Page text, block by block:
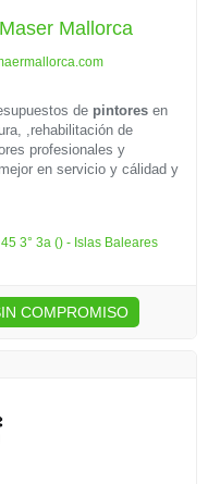
Mallorca
de pintores en
,rehabilitación de
profesionales y
en servicio y cálidad y
3° 3a () - Islas Baleares
COMPROMISO